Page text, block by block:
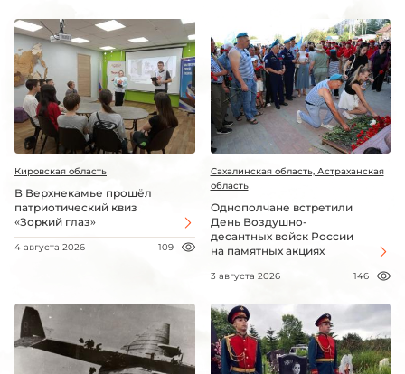
Кировская область
В Верхнекамье прошёл
патриотический квиз
«Зоркий глаз»
4 августа 2026 109
Сахалинская область, Астраханская
область
Однополчане встретили
День Воздушно-
десантных войск России
на памятных акциях
3 августа 2026 146